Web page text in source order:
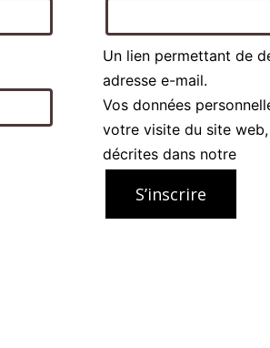
Un lien permettant de
adresse e-mail.
Vos données
votre visite du site web,
décrites dans notre
S’inscrire